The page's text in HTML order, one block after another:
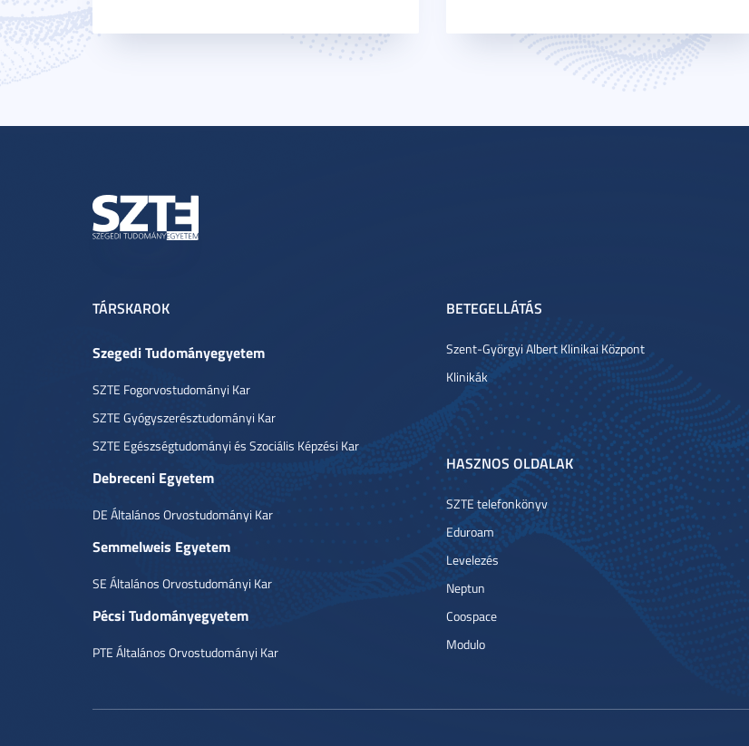
TÁRSKAROK
Szegedi Tudományegyetem
SZTE Fogorvostudományi Kar
SZTE Gyógyszerésztudományi Kar
SZTE Egészségtudományi és Szociális Képzési Kar
Debreceni Egyetem
DE Általános Orvostudományi Kar
Semmelweis Egyetem
SE Általános Orvostudományi Kar
Pécsi Tudományegyetem
PTE Általános Orvostudományi Kar
BETEGELLÁTÁS
Szent-Györgyi Albert Klinikai Központ
Klinikák
HASZNOS OLDALAK
SZTE telefonkönyv
Eduroam
Levelezés
Neptun
Coospace
Modulo